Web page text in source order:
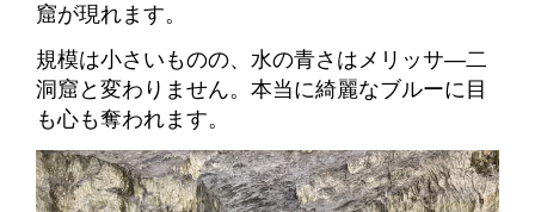
窟が現れます。
規模は小さいものの、水の青さはメリッサ―二
洞窟と変わりません。本当に綺麗なブルーに目
も心も奪われます。